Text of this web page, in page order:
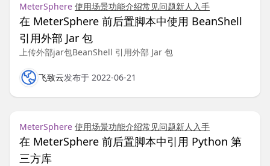
MeterSphere 使用场景功能介绍常见问题新人入手
在 MeterSphere 前后置脚本中使用 BeanShell
引用外部 Jar 包
上传外部jar包BeanShell 引用外部 Jar 包
飞致云发布于 2022-06-21
MeterSphere 使用场景功能介绍常见问题新人入手
在 MeterSphere 前后置脚本中引用 Python 第
三方库